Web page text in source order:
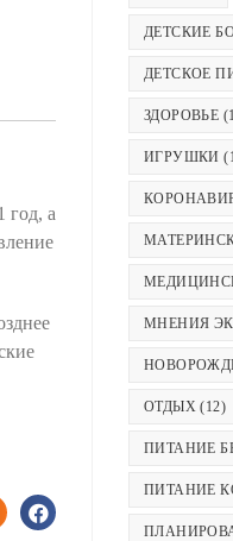
год, а
ДЕТСКИЕ
ДЕТСКОЕ
ЗДОРОВЬЕ
ИГРУШКИ
МНЕНИЯ
ОТДЫХ (12)
ПИТАНИЕ
ПИТАНИЕ